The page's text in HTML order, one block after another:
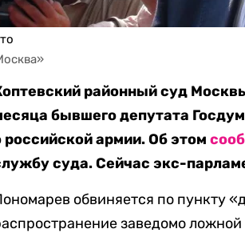
районный суд
бывшего депутата
российской армии. Об этом
суда. Сейчас экс-
обвиняется по пункту
заведомо